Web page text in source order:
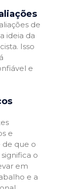
de
ideia da
Isso
e
e
de que o
o
em
e a